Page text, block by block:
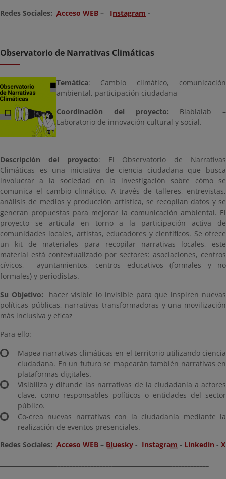
Redes Sociales: Acceso WEB – Instagram -
Observatorio de Narrativas Climáticas
Temática: Cambio climático, comunicación
ambiental, participación ciudadana
Coordinación del proyecto: Blablalab –
Laboratorio de innovación cultural y social.
Descripción del proyecto: El Observatorio de Narrativas
Climáticas es una iniciativa de ciencia ciudadana que busca
involucrar a la sociedad en la investigación sobre cómo se
comunica el cambio climático. A través de talleres, entrevistas,
análisis de medios y producción artística, se recopilan datos y se
generan propuestas para mejorar la comunicación ambiental. El
proyecto se articula en torno a la participación activa de
comunidades locales, artistas, educadores y científicos. Se ofrece
un kit de materiales para recopilar narrativas locales, este
material está contextualizado por sectores: asociaciones, centros
cívicos, ayuntamientos, centros educativos (formales y no
formales) y periodistas.
Su Objetivo: hacer visible lo invisible para que inspiren nuevas
políticas públicas, narrativas transformadoras y una movilización
más inclusiva y eficaz
Para ello:
Mapea narrativas climáticas en el territorio utilizando ciencia
ciudadana. En un futuro se mapearán también narrativas en
plataformas digitales.
Visibiliza y difunde las narrativas de la ciudadanía a actores
clave, como responsables políticos o entidades del sector
público.
Co-crea nuevas narrativas con la ciudadanía mediante la
realización de eventos presenciales.
Redes Sociales: Acceso WEB – Bluesky - Instagram - Linkedin - X